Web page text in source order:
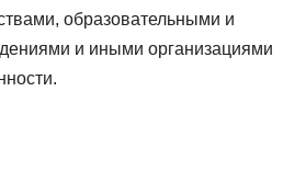
образовательными и
и иными организациями